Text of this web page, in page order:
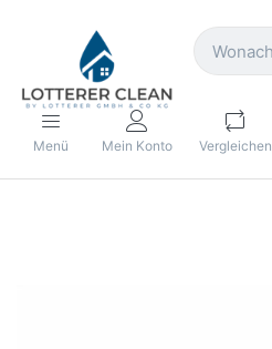
Menü Mein Konto Vergleichen